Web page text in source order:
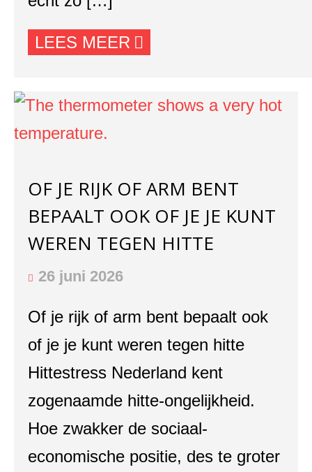
LEES MEER
OF JE RIJK OF ARM BENT
BEPAALT OOK OF JE JE KUNT
WEREN TEGEN HITTE
26 juni 2026
Of je rijk of arm bent bepaalt ook
of je je kunt weren tegen hitte
Hittestress Nederland kent
zogenaamde hitte-ongelijkheid.
Hoe zwakker de sociaal-
economische positie, des te groter